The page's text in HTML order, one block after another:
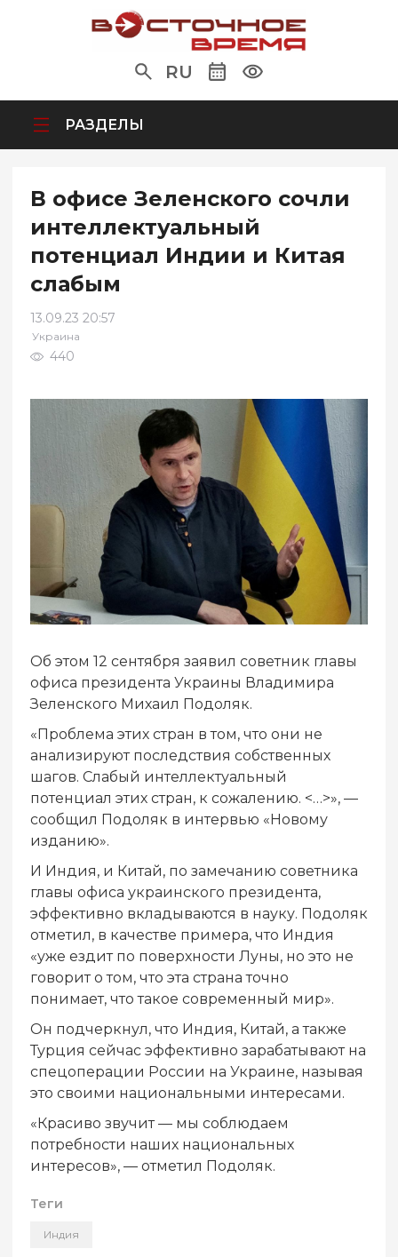
RU
РАЗДЕЛЫ
В офисе Зеленского сочли
интеллектуальный
потенциал Индии и Китая
слабым
13.09.23 20:57
Украина
440
Об этом 12 сентября заявил советник главы
офиса президента Украины Владимира
Зеленского Михаил Подоляк.
«Проблема этих стран в том, что они не
анализируют последствия собственных
шагов. Слабый интеллектуальный
потенциал этих стран, к сожалению. <…>», —
сообщил Подоляк в интервью «Новому
изданию».
И Индия, и Китай, по замечанию советника
главы офиса украинского президента,
эффективно вкладываются в науку. Подоляк
отметил, в качестве примера, что Индия
«уже ездит по поверхности Луны, но это не
говорит о том, что эта страна точно
понимает, что такое современный мир».
Он подчеркнул, что Индия, Китай, а также
Турция сейчас эффективно зарабатывают на
спецоперации России на Украине, называя
это своими национальными интересами.
«Красиво звучит — мы соблюдаем
потребности наших национальных
интересов», — отметил Подоляк.
Теги
Индия